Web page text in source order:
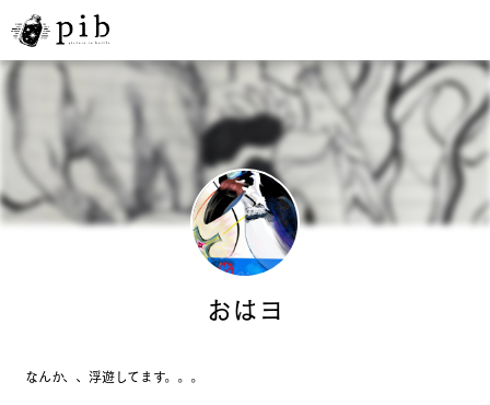
おはヨ
なんか、、浮遊してます。。。